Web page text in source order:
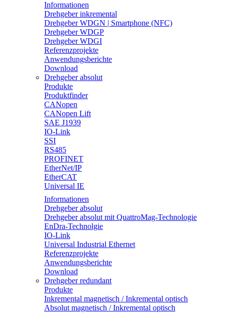
Informationen
Drehgeber inkremental
Drehgeber WDGN | Smartphone (NFC)
Drehgeber WDGP
Drehgeber WDGI
Referenzprojekte
Anwendungsberichte
Download
Drehgeber absolut
Produkte
Produktfinder
CANopen
CANopen Lift
SAE J1939
IO-Link
SSI
RS485
PROFINET
EtherNet/IP
EtherCAT
Universal IE
Informationen
Drehgeber absolut
Drehgeber absolut mit QuattroMag-Technologie
EnDra-Technolgie
IO-Link
Universal Industrial Ethernet
Referenzprojekte
Anwendungsberichte
Download
Drehgeber redundant
Produkte
Inkremental magnetisch / Inkremental optisch
Absolut magnetisch / Inkremental optisch